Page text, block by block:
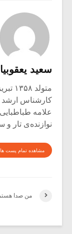
سعید
متولد ۱۳۵۸ تبریز
کارشناس ارشد
علامه طباطبایی ۱۳۸۶
نوازنده‌ی تار
مشاهده تمام پست ها
من صدا هستم